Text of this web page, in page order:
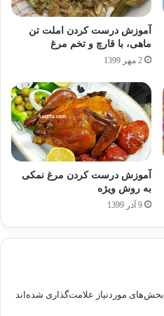
آموزش درست کردن املت تن
ماهی، با قارچ و تخم مرغ
2 مهر 1399
آموزش درست کردن مرغ نمکی
به روش ویژه
9 آذر 1399
بخش‌های موردنیاز علامت‌گذاری شده‌اند